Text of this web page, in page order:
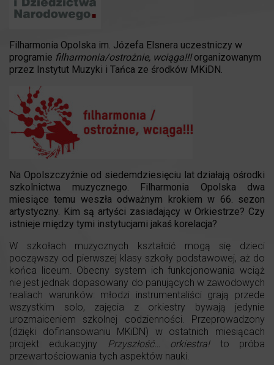
Filharmonia Opolska im. Józefa Elsnera uczestniczy w
programie filharmonia/ostrożnie, wciąga!!!organizowanym
przez Instytut Muzyki i Tańca ze środków MKiDN.
Na Opolszczyźnie od siedemdziesięciu lat działają ośrodki
szkolnictwa muzycznego. Filharmonia Opolska dwa
miesiące temu weszła odważnym krokiem w 66. sezon
artystyczny. Kim są artyści zasiadający w Orkiestrze? Czy
istnieje między tymi instytucjami jakaś korelacja?
W szkołach muzycznych kształcić mogą się dzieci
począwszy od pierwszej klasy szkoły podstawowej, aż do
końca liceum. Obecny system ich funkcjonowania wciąż
nie jest jednak dopasowany do panujących w zawodowych
realiach warunków: młodzi instrumentaliści grają przede
wszystkim solo, zajęcia z orkiestry bywają jedynie
urozmaiceniem szkolnej codzienności. Przeprowadzony
(dzięki dofinansowaniu MKiDN) w ostatnich miesiącach
projekt edukacyjny Przyszłość… orkiestra! to próba
przewartościowania tych aspektów nauki.